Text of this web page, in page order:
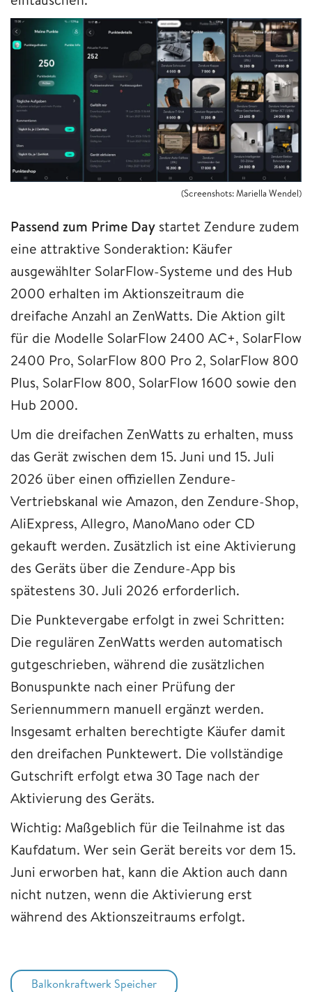
(Screenshots: Mariella Wendel)
Passend zum Prime Day startet Zendure zudem
eine attraktive Sonderaktion: Käufer
ausgewählter SolarFlow-Systeme und des Hub
2000 erhalten im Aktionszeitraum die
dreifache Anzahl an ZenWatts. Die Aktion gilt
für die Modelle SolarFlow 2400 AC+, SolarFlow
2400 Pro, SolarFlow 800 Pro 2, SolarFlow 800
Plus, SolarFlow 800, SolarFlow 1600 sowie den
Hub 2000.
Um die dreifachen ZenWatts zu erhalten, muss
das Gerät zwischen dem 15. Juni und 15. Juli
2026 über einen offiziellen Zendure-
Vertriebskanal wie Amazon, den Zendure-Shop,
AliExpress, Allegro, ManoMano oder CD
gekauft werden. Zusätzlich ist eine Aktivierung
des Geräts über die Zendure-App bis
spätestens 30. Juli 2026 erforderlich.
Die Punktevergabe erfolgt in zwei Schritten:
Die regulären ZenWatts werden automatisch
gutgeschrieben, während die zusätzlichen
Bonuspunkte nach einer Prüfung der
Seriennummern manuell ergänzt werden.
Insgesamt erhalten berechtigte Käufer damit
den dreifachen Punktewert. Die vollständige
Gutschrift erfolgt etwa 30 Tage nach der
Aktivierung des Geräts.
Wichtig: Maßgeblich für die Teilnahme ist das
Kaufdatum. Wer sein Gerät bereits vor dem 15.
Juni erworben hat, kann die Aktion auch dann
nicht nutzen, wenn die Aktivierung erst
während des Aktionszeitraums erfolgt.
Balkonkraftwerk Speicher